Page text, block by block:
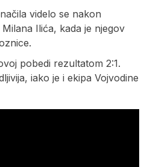
videlo se nakon
Ilića, kada je njegov
pobedi rezultatom 2:1.
iako je i ekipa Vojvodine